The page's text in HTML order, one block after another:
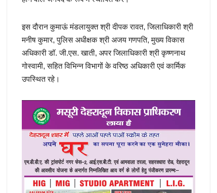
इस दौरान कुमाऊं मंडलायुक्त श्री दीपक रावत, जिलाधिकारी श्री
मनीष कुमार, पुलिस अधीक्षक श्री अजय गणपति, मुख्य विकास
अधिकारी डॉ. जी.एस. खाती, अपर जिलाधिकारी श्री कृष्णनाथ
गोस्वामी, सहित विभिन्न विभागों के वरिष्ठ अधिकारी एवं कार्मिक
उपस्थित रहे।